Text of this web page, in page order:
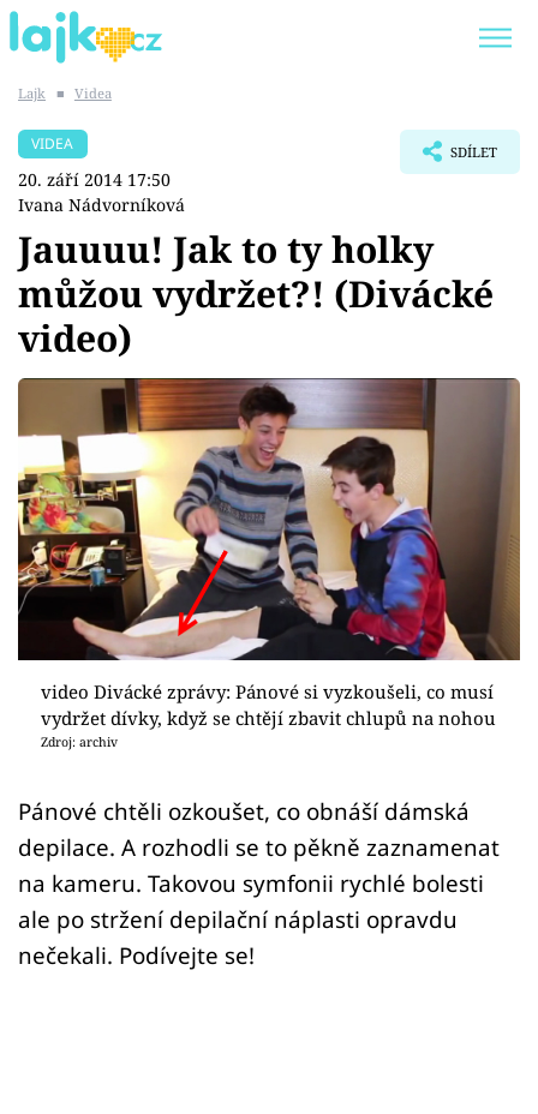
SHOPAHOLICADEL
Témata
Showbyznys
Youtubeři
Virály
Sex a vztahy
Videa
Sledujte prima+
Přihlášení
Sledujte nás
Lajk ■ Videa
VIDEA
20. září 2014 17:50
Ivana Nádvorníková
SDÍLET
Jauuuu! Jak to ty holky
můžou vydržet?! (Divácké
video)
video Divácké zprávy: Pánové si vyzkoušeli, co musí
vydržet dívky, když se chtějí zbavit chlupů na nohou
Zdroj: archiv
Pánové chtěli ozkoušet, co obnáší dámská
depilace. A rozhodli se to pěkně zaznamenat
na kameru. Takovou symfonii rychlé bolesti
ale po stržení depilační náplasti opravdu
nečekali. Podívejte se!